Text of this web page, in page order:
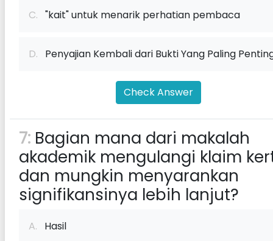
C. "kait" untuk menarik perhatian pembaca
D. Penyajian Kembali dari Bukti Yang Paling
Check Answer
7: Bagian mana dari makalah
akademik mengulangi klaim
dan mungkin menyarankan
signifikansinya lebih lanjut?
A. Hasil